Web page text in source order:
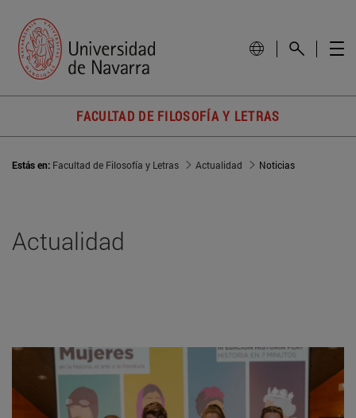
FACULTAD DE FILOSOFÍA Y LETRAS
Estás en: Facultad de Filosofía y Letras Actualidad Noticias
Actualidad